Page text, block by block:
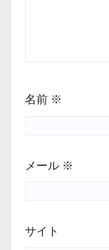
名前 ※
メール ※
サイト